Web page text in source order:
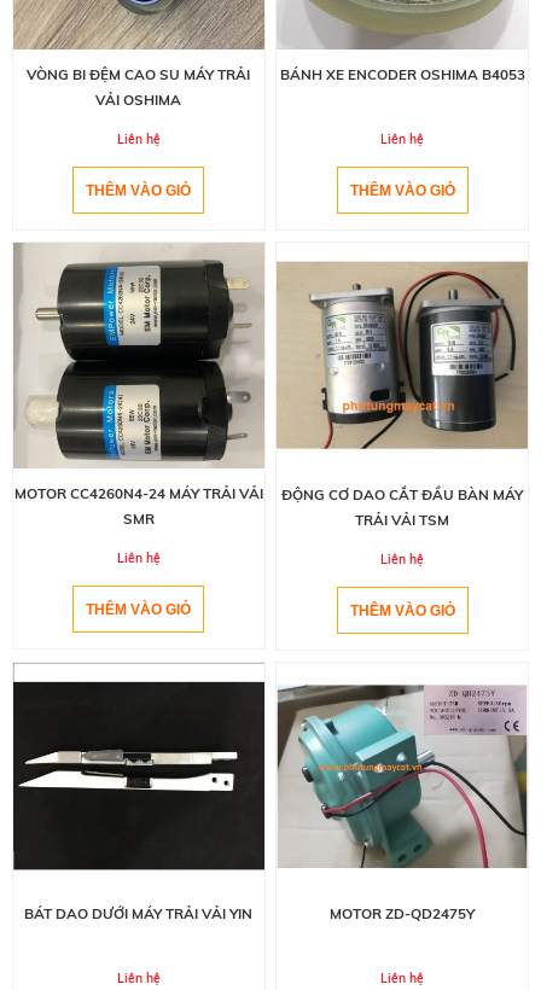
VÒNG BI ĐỆM CAO SU MÁY TRẢI
VẢI OSHIMA
Liên hệ
BÁNH XE ENCODER OSHIMA B4053
Liên hệ
MOTOR CC4260N4-24 MÁY TRẢI VẢI
SMR
Liên hệ
ĐỘNG CƠ DAO CẮT ĐẦU BÀN MÁY
TRẢI VẢI TSM
Liên hệ
BÁT DAO DƯỚI MÁY TRẢI VẢI YIN
Liên hệ
MOTOR ZD-QD2475Y
Liên hệ